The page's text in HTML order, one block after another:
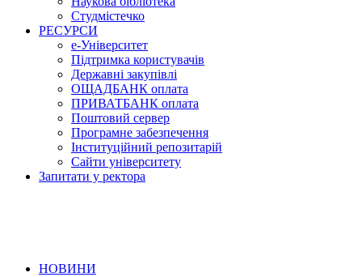
Студмістечко
РЕСУРСИ
е-Університет
Підтримка користувачів
Державні закупівлі
ОЩАДБАНК оплата
ПРИВАТБАНК оплата
Поштовий сервер
Програмне забезпечення
Інституційний репозитарій
Сайти університету
Запитати у ректора
НОВИНИ